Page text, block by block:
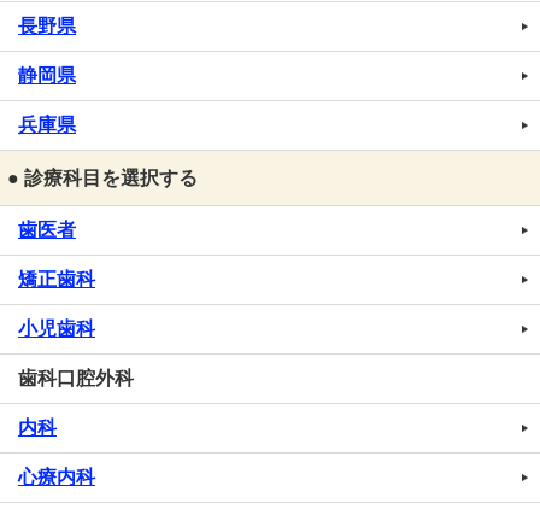
長野県
静岡県
兵庫県
● 診療科目を選択する
歯医者
矯正歯科
小児歯科
歯科口腔外科
内科
心療内科